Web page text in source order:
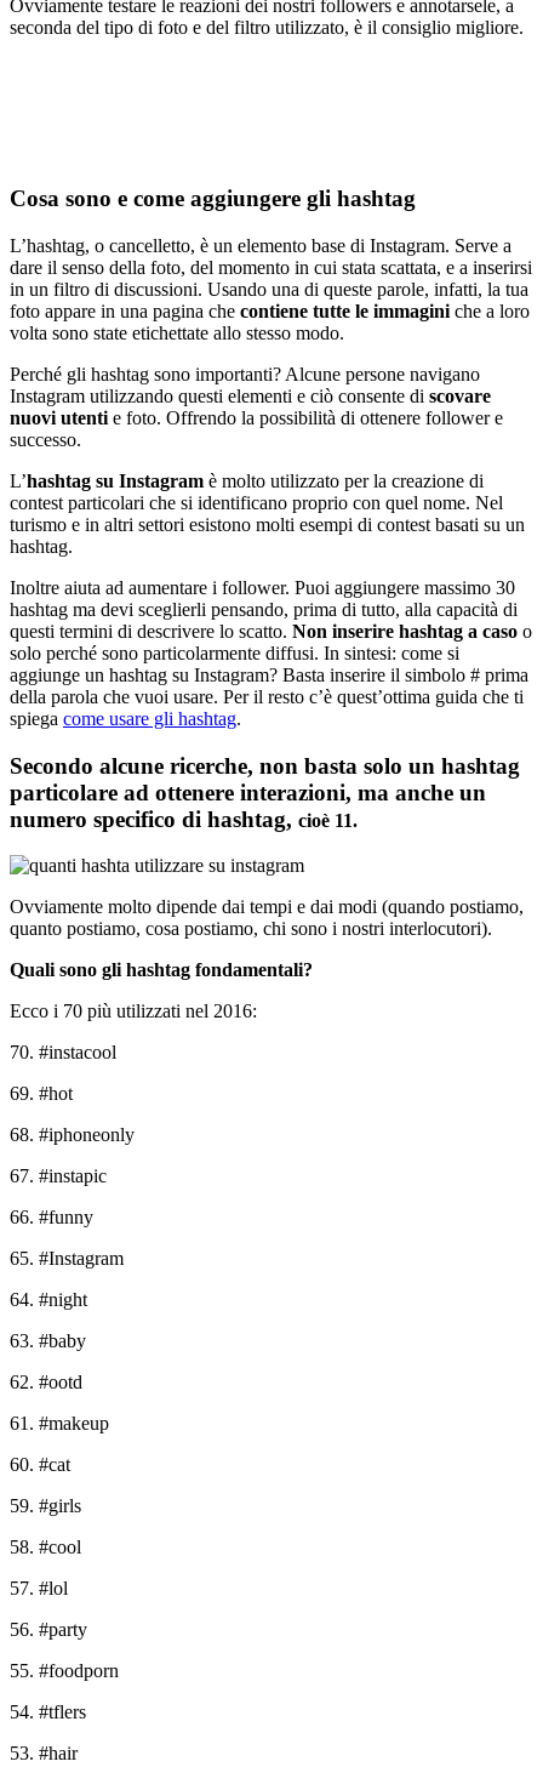
Ovviamente testare le reazioni dei nostri followers e annotarsele, a
seconda del tipo di foto e del filtro utilizzato, è il consiglio migliore.
Cosa sono e come aggiungere gli hashtag
L’hashtag, o cancelletto, è un elemento base di Instagram. Serve a
dare il senso della foto, del momento in cui stata scattata, e a inserirsi
in un filtro di discussioni. Usando una di queste parole, infatti, la tua
foto appare in una pagina che contiene tutte le immagini che a loro
volta sono state etichettate allo stesso modo.
Perché gli hashtag sono importanti? Alcune persone navigano
Instagram utilizzando questi elementi e ciò consente di scovare
nuovi utenti e foto. Offrendo la possibilità di ottenere follower e
successo.
L’hashtag su Instagram è molto utilizzato per la creazione di
contest particolari che si identificano proprio con quel nome. Nel
turismo e in altri settori esistono molti esempi di contest basati su un
hashtag.
Inoltre aiuta ad aumentare i follower. Puoi aggiungere massimo 30
hashtag ma devi sceglierli pensando, prima di tutto, alla capacità di
questi termini di descrivere lo scatto. Non inserire hashtag a caso o
solo perché sono particolarmente diffusi. In sintesi: come si
aggiunge un hashtag su Instagram? Basta inserire il simbolo # prima
della parola che vuoi usare. Per il resto c’è quest’ottima guida che ti
spiega come usare gli hashtag.
Secondo alcune ricerche, non basta solo un hashtag
particolare ad ottenere interazioni, ma anche un
numero specifico di hashtag, cioè 11.
Ovviamente molto dipende dai tempi e dai modi (quando postiamo,
quanto postiamo, cosa postiamo, chi sono i nostri interlocutori).
Quali sono gli hashtag fondamentali?
Ecco i 70 più utilizzati nel 2016:
70. #instacool
69. #hot
68. #iphoneonly
67. #instapic
66. #funny
65. #Instagram
64. #night
63. #baby
62. #ootd
61. #makeup
60. #cat
59. #girls
58. #cool
57. #lol
56. #party
55. #foodporn
54. #tflers
53. #hair